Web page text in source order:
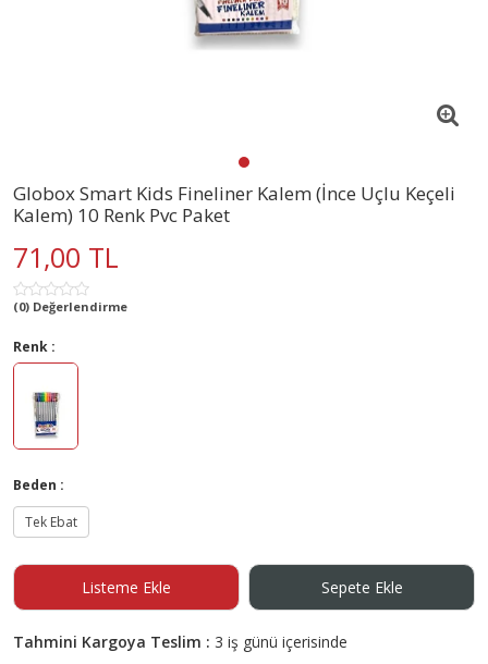
Globox Smart Kids Fineliner Kalem (İnce Uçlu Keçeli
Kalem) 10 Renk Pvc Paket
71,00 TL
(0) Değerlendirme
Renk :
Beden :
Tek Ebat
Listeme Ekle Sepete Ekle
Tahmini Kargoya Teslim : 3 iş günü içerisinde